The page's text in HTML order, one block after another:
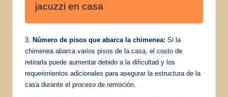
jacuzzi en casa
3. Número de pisos que abarca la chimenea: Si la
chimenea abarca varios pisos de la casa, el costo de
retirarla puede aumentar debido a la dificultad y los
requerimientos adicionales para asegurar la estructura de la
casa durante el proceso de remoción.